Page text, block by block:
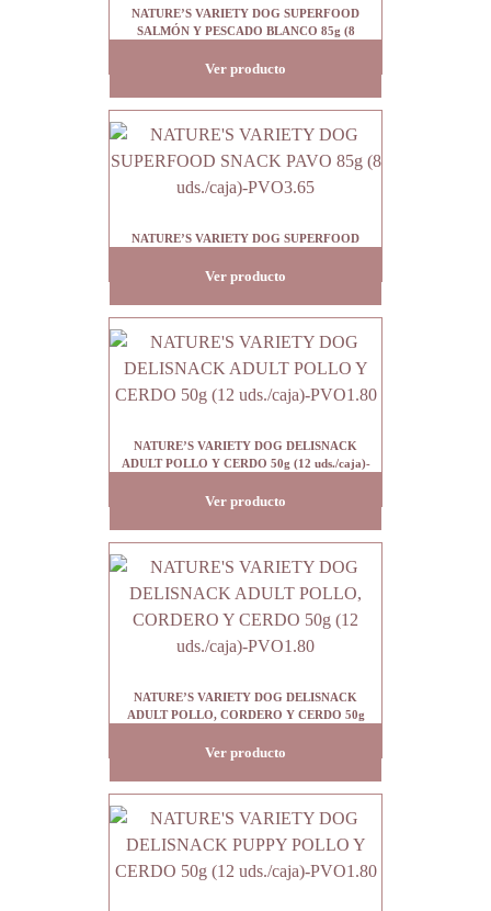
NATURE’S VARIETY DOG SUPERFOOD
SALMÓN Y PESCADO BLANCO 85g (8
Ver producto
NATURE’S VARIETY DOG SUPERFOOD
Ver producto
NATURE’S VARIETY DOG DELISNACK
ADULT POLLO Y CERDO 50g (12 uds./caja)-
Ver producto
NATURE’S VARIETY DOG DELISNACK
ADULT POLLO, CORDERO Y CERDO 50g
Ver producto